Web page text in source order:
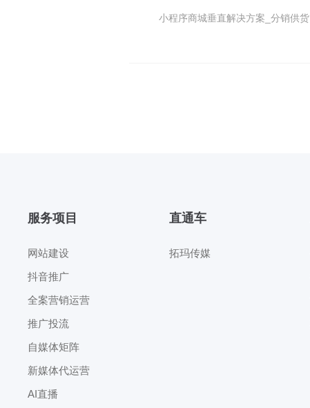
小程序商城垂直解决方案_分销供货
服务项目
网站建设
抖音推广
全案营销运营
推广投流
自媒体矩阵
新媒体代运营
AI直播
直通车
拓玛传媒